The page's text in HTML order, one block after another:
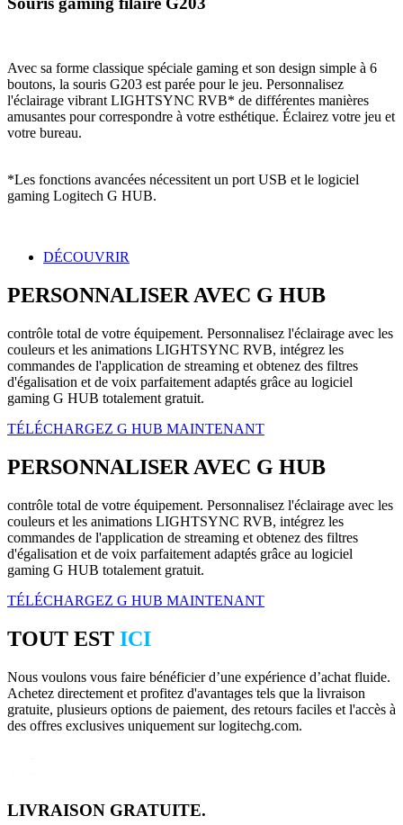
Avec sa forme classique spéciale gaming et son design simple à 6
boutons, la souris G203 est parée pour le jeu. Personnalisez
l'éclairage vibrant LIGHTSYNC RVB* de différentes manières
amusantes pour correspondre à votre esthétique. Éclairez votre jeu et
votre bureau.
*Les fonctions avancées nécessitent un port USB et le logiciel
gaming Logitech G HUB.
DÉCOUVRIR
PERSONNALISER AVEC G HUB
contrôle total de votre équipement. Personnalisez l'éclairage avec les
couleurs et les animations LIGHTSYNC RVB, intégrez les
commandes de l'application de streaming et obtenez des filtres
d'égalisation et de voix parfaitement adaptés grâce au logiciel
gaming G HUB totalement gratuit.
TÉLÉCHARGEZ G HUB MAINTENANT
PERSONNALISER AVEC G HUB
contrôle total de votre équipement. Personnalisez l'éclairage avec les
couleurs et les animations LIGHTSYNC RVB, intégrez les
commandes de l'application de streaming et obtenez des filtres
d'égalisation et de voix parfaitement adaptés grâce au logiciel
gaming G HUB totalement gratuit.
TÉLÉCHARGEZ G HUB MAINTENANT
TOUT EST ICI
Nous voulons vous faire bénéficier d’une expérience d’achat fluide.
Achetez directement et profitez d'avantages tels que la livraison
gratuite, plusieurs options de paiement, des retours faciles et l'accès à
des offres exclusives uniquement sur logitechg.com.
LIVRAISON GRATUITE.